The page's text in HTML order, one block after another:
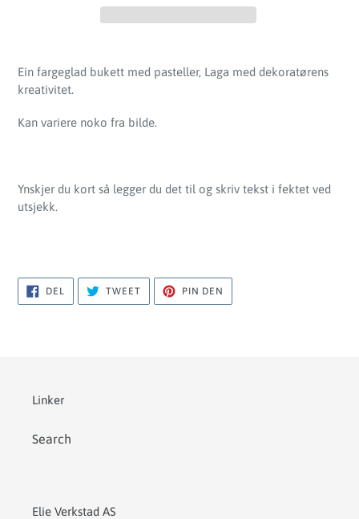
til
produkter
handlekurven
Ein fargeglad bukett med pasteller, Laga med dekoratørens
kreativitet.
Kan variere noko fra bilde.
Ynskjer du kort så legger du det til og skriv tekst i fektet ved
utsjekk.
DEL
PÅ
FACEBOOK
TWEETTWEET
TWITTER
PIN DEN
PINTEREST
Linker
Search
Elie Verkstad AS